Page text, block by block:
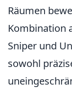
Räumen
Kombination
Sniper und
sowohl